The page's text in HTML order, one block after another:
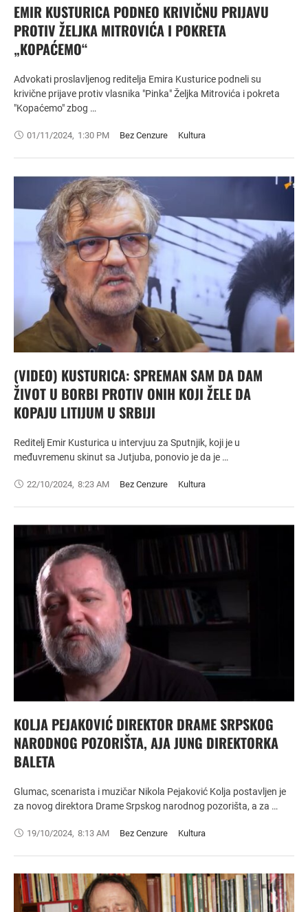
EMIR KUSTURICA PODNEO KRIVIČNU PRIJAVU
PROTIV ŽELJKA MITROVIĆA I POKRETA
„KOPAĆEMO“
Advokati proslavljenog reditelja Emira Kusturice podneli su
krivične prijave protiv vlasnika "Pinka" Željka Mitrovića i pokreta
"Kopaćemo" zbog …
01/11/2024, 1:30 PM Bez Cenzure Kultura
(VIDEO) KUSTURICA: SPREMAN SAM DA DAM
ŽIVOT U BORBI PROTIV ONIH KOJI ŽELE DA
KOPAJU LITIJUM U SRBIJI
Reditelj Emir Kusturica u intervjuu za Sputnjik, koji je u
međuvremenu skinut sa Jutjuba, ponovio je da je …
22/10/2024, 8:23 AM Bez Cenzure Kultura
KOLJA PEJAKOVIĆ DIREKTOR DRAME SRPSKOG
NARODNOG POZORIŠTA, AJA JUNG DIREKTORKA
BALETA
Glumac, scenarista i muzičar Nikola Pejaković Kolja postavljen je
za novog direktora Drame Srpskog narodnog pozorišta, a za …
19/10/2024, 8:13 AM Bez Cenzure Kultura